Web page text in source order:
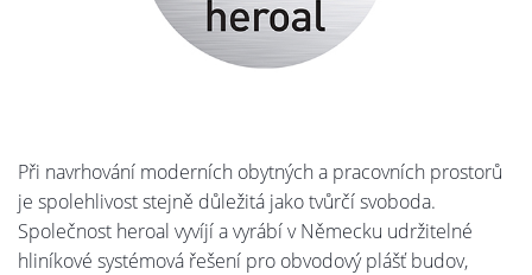
Při navrhování moderních obytných a pracovních prostorů
je spolehlivost stejně důležitá jako tvůrčí svoboda.
Společnost heroal vyvíjí a vyrábí v Německu udržitelné
hliníkové systémová řešení pro obvodový plášť budov,